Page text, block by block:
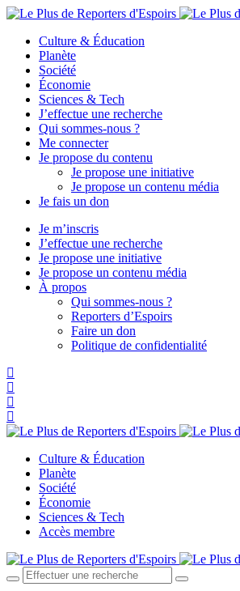
Culture & Éducation
Planète
Société
Économie
Sciences & Tech
J’effectue une recherche
Qui sommes-nous ?
Me connecter
Je propose du contenu
Je propose une initiative
Je propose un contenu média
Je fais un don
Je m’inscris
J’effectue une recherche
Je propose une initiative
Je propose un contenu média
À propos
Qui sommes-nous ?
Reporters d’Espoirs
Faire un don
Politique de confidentialité
Culture & Éducation
Planète
Société
Économie
Sciences & Tech
Accès membre